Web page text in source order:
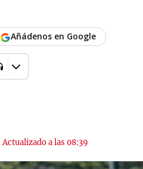
|Actualizado a las 08:39
Añádenos en Google